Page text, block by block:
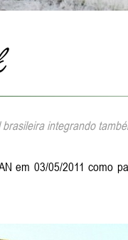
integrando
em 03/05/2011 como